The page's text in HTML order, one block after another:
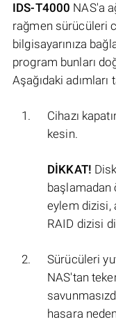
IDS-T4000 NAS'a
rağmen sürücüleri
bilgisayarınıza
program bunları
Aşağıdaki adımları
Cihazı
kesin.
DİKKAT!
başlamadan
eylem dizisi,
RAID dizisi
Sürücüleri
NAS'tan
hasara